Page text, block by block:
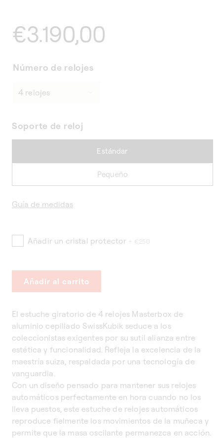
Precio
habitual
€3.190,00
El estuche giratorio de 4 relojes Masterbox de
aluminio cepillado SwissKubik seduce a los
coleccionistas exigentes por su sutil alianza entre
estética y funcionalidad. Refleja la excelencia de la
maestría suiza, respaldada por una tecnología de
vanguardia.
Con un diseño pensado para mantener sus relojes
automáticos perfectamente en hora cuando no los
lleva puestos, este estuche de relojes automáticos
reproduce fielmente los movimientos de la muñeca y
permite que la masa oscilante permanezca en acción.
Número de relojes
Soporte de reloj
Estándar
Pequeño
Guía de medidas
Añadir un cristal protector + €250
Añadir al carrito